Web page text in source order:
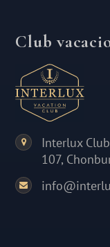
Club
Interlux
107,